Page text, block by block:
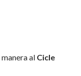
al Cicle